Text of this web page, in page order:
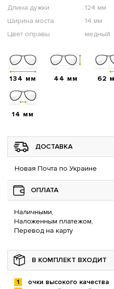
Длина дужки
124 мм
Ширина моста
14 мм
Цвет оправы
медный
134 мм 44 мм 62
14 мм
ДОСТАВКА
Новая Почта по Украине
ОПЛАТА
Наличными,
Наложенным платежом,
Перевод на карту
В КОМПЛЕКТ ВХОДИТ
очки высокого качества